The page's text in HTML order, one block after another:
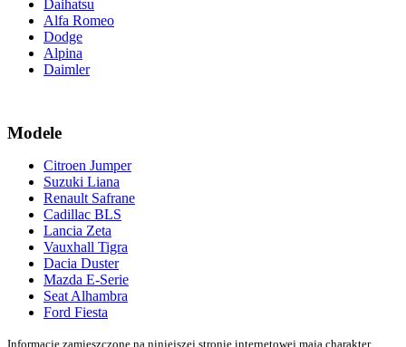
Daihatsu
Alfa Romeo
Dodge
Alpina
Daimler
Modele
Citroen Jumper
Suzuki Liana
Renault Safrane
Cadillac BLS
Lancia Zeta
Vauxhall Tigra
Dacia Duster
Mazda E-Serie
Seat Alhambra
Ford Fiesta
Informacje zamieszczone na niniejszej stronie internetowej mają charakter